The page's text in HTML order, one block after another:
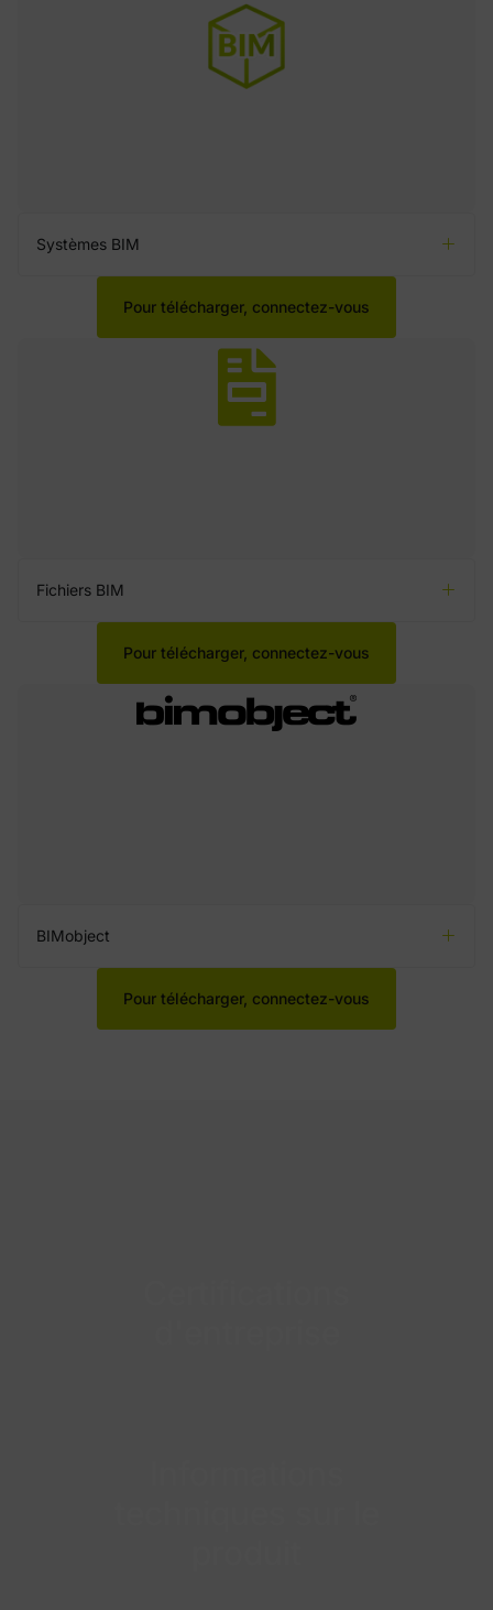
Systèmes BIM
Pour télécharger, connectez-vous
Fichiers BIM
Pour télécharger, connectez-vous
BIMobject
Pour télécharger, connectez-vous